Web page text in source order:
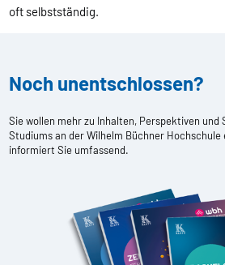
oft selbstständig.
Noch unentschlossen?
Sie wollen mehr zu Inhalten, Perspektiven und
Studiums an der Wilhelm Büchner
informiert Sie umfassend.